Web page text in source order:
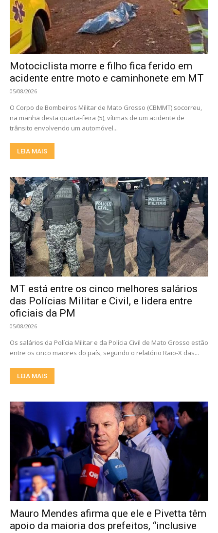
Motociclista morre e filho fica ferido em
acidente entre moto e caminhonete em MT
05/08/2026
O Corpo de Bombeiros Militar de Mato Grosso (CBMMT) socorreu,
na manhã desta quarta-feira (5), vítimas de um acidente de
trânsito envolvendo um automóvel...
LEIA MAIS
MT está entre os cinco melhores salários
das Polícias Militar e Civil, e lidera entre
oficiais da PM
05/08/2026
Os salários da Polícia Militar e da Polícia Civil de Mato Grosso estão
entre os cinco maiores do país, segundo o relatório Raio-X das...
LEIA MAIS
Mauro Mendes afirma que ele e Pivetta têm
apoio da maioria dos prefeitos, “inclusive